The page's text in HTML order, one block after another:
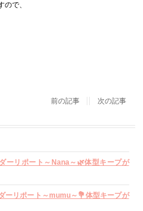
で、
前の記事 次の記事
ーリポート～Nana～🌿体型キープが
ーリポート～mumu～💐体型キープが